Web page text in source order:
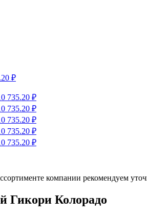
компании рекомендуем
Гикори Колорадо